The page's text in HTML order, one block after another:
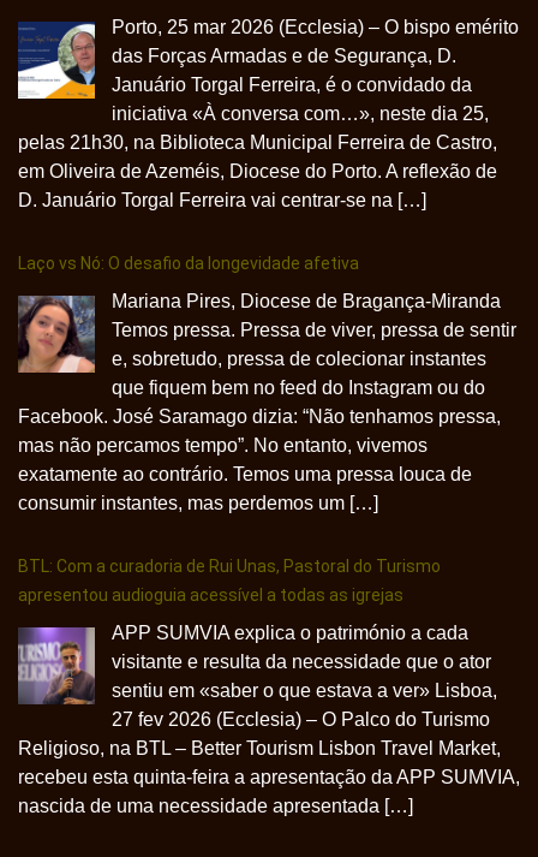
Porto, 25 mar 2026 (Ecclesia) – O bispo emérito
das Forças Armadas e de Segurança, D.
Januário Torgal Ferreira, é o convidado da
iniciativa «À conversa com…», neste dia 25,
pelas 21h30, na Biblioteca Municipal Ferreira de Castro,
em Oliveira de Azeméis, Diocese do Porto. A reflexão de
D. Januário Torgal Ferreira vai centrar-se na […]
Laço vs Nó: O desafio da longevidade afetiva
Mariana Pires, Diocese de Bragança-Miranda
Temos pressa. Pressa de viver, pressa de sentir
e, sobretudo, pressa de colecionar instantes
que fiquem bem no feed do Instagram ou do
Facebook. José Saramago dizia: “Não tenhamos pressa,
mas não percamos tempo”. No entanto, vivemos
exatamente ao contrário. Temos uma pressa louca de
consumir instantes, mas perdemos um […]
BTL: Com a curadoria de Rui Unas, Pastoral do Turismo
apresentou audioguia acessível a todas as igrejas
APP SUMVIA explica o património a cada
visitante e resulta da necessidade que o ator
sentiu em «saber o que estava a ver» Lisboa,
27 fev 2026 (Ecclesia) – O Palco do Turismo
Religioso, na BTL – Better Tourism Lisbon Travel Market,
recebeu esta quinta-feira a apresentação da APP SUMVIA,
nascida de uma necessidade apresentada […]